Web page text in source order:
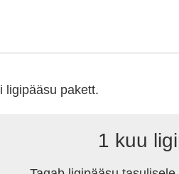
ligipääsu pakett.
1 kuu